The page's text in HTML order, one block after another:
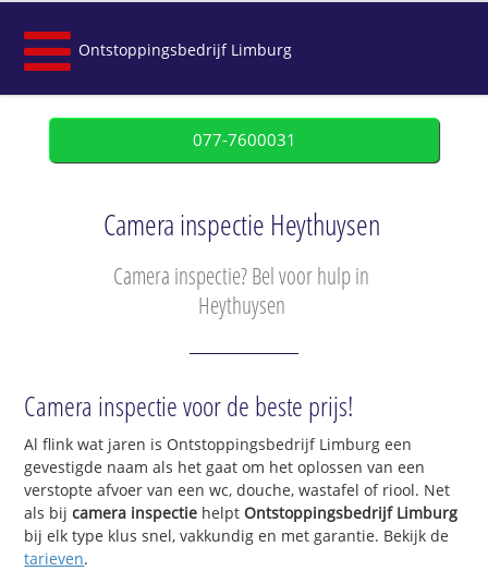
Ontstoppingsbedrijf Limburg
077-7600031
Camera inspectie Heythuysen
Camera inspectie? Bel voor hulp in
Heythuysen
Camera inspectie voor de beste prijs!
Al flink wat jaren is Ontstoppingsbedrijf Limburg een
gevestigde naam als het gaat om het oplossen van een
verstopte afvoer van een wc, douche, wastafel of riool. Net
als bijcamera inspectie helptOntstoppingsbedrijf Limburg
bij elk type klus snel, vakkundig en met garantie. Bekijk de
tarieven.